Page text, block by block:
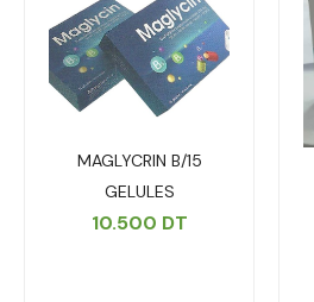
MAGLYCRIN B/15
GELULES
10.500 DT